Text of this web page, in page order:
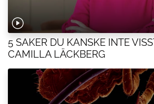
5 SAKER DU KANSKE INTE
CAMILLA LÄCKBERG